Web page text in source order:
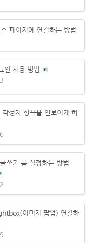
페이지에 연결하는 방법
인 사용 방법
작성자 항목을 안보이게 하
쓰기 폼 설정하는 방법
이미지 팝업) 연결하